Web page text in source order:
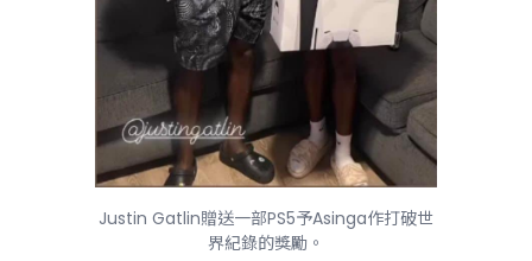
Justin Gatlin贈送一部PS5予Asinga作打破世
界紀錄的獎勵。